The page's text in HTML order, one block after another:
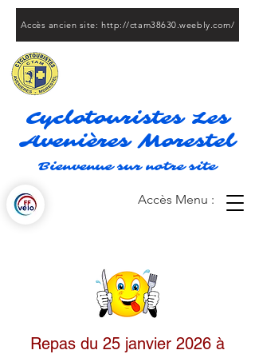
Accès ancien site: http://ctam38630.weebly.com/
Cyclotouristes Les
Avenières Morestel
Bienvenue sur notre site
Accès Menu :
Repas du 25 janvier 2026 à